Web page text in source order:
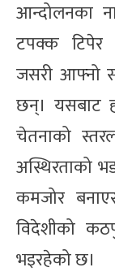
आन्दोलनका
टपक्क टिपेर
जसरी आफ्नो
छन्। यसबाट
चेतनाको
अस्थिरताको
कमजोर
विदेशीको
भइरहेको छ।